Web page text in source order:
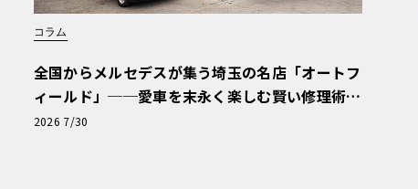
コラム
全国からメルセデスが集う埼玉の名店「オートフ
ィールド」──愛車を末永く楽しむ賢い修理術
と、プロがフックス製オイルを選ぶ理由〈PR〉
2026 7/30